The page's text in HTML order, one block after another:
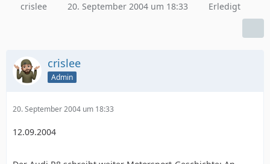
crislee 20. September 2004 um 18:33 Erledigt
crislee
Admin
20. September 2004 um 18:33
12.09.2004